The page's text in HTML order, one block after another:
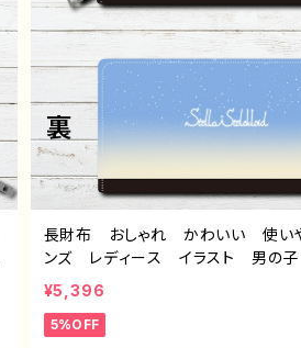
長財布 おしゃれ かわいい 使い
ンズ レディース イラスト 男の
い イケメン ショタ エモい 風
美しい 景色 おすすめ 個性的
ストレーター クリエイター 絵師
¥5,396
5%OFF